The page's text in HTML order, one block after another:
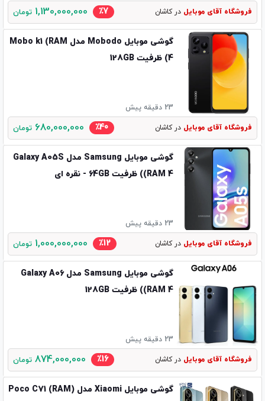
فروشگاه آقای موبایل در کاشان ٪7 1,130,000,000 تومان
گوشی موبایل Mobodo مدل Mobo k1 (RAM
4) ظرفیت 128GB
23 دقیقه پیش
فروشگاه آقای موبایل در کاشان ٪40 680,000,000 تومان
گوشی موبایل Samsung مدل Galaxy A05S
(RAM 4) ظرفیت 64GB - نقره ای
23 دقیقه پیش
فروشگاه آقای موبایل در کاشان ٪12 1,000,000,000 تومان
گوشی موبایل Samsung مدل Galaxy A06
(RAM 4) ظرفیت 128GB
23 دقیقه پیش
فروشگاه آقای موبایل در کاشان ٪16 874,000,000 تومان
گوشی موبایل Xiaomi مدل (Poco C71 (RAM